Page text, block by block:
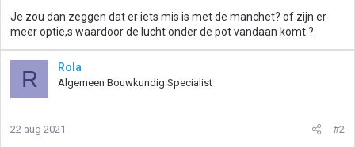
Je zou dan zeggen dat er iets mis is met de manchet? of zijn er
meer optie,s waardoor de lucht onder de pot vandaan komt.?
R Rola
Algemeen Bouwkundig Specialist
22 aug 2021 #2